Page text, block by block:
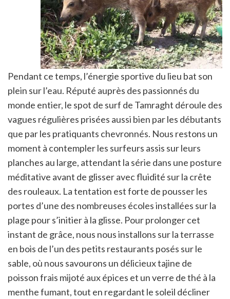
Pendant ce temps, l’énergie sportive du lieu bat son
plein sur l’eau. Réputé auprès des passionnés du
monde entier, le spot de surf de Tamraght déroule des
vagues régulières prisées aussi bien par les débutants
que par les pratiquants chevronnés. Nous restons un
moment à contempler les surfeurs assis sur leurs
planches au large, attendant la série dans une posture
méditative avant de glisser avec fluidité sur la crête
des rouleaux. La tentation est forte de pousser les
portes d’une des nombreuses écoles installées sur la
plage pour s’initier à la glisse. Pour prolonger cet
instant de grâce, nous nous installons sur la terrasse
en bois de l’un des petits restaurants posés sur le
sable, où nous savourons un délicieux tajine de
poisson frais mijoté aux épices et un verre de thé à la
menthe fumant, tout en regardant le soleil décliner